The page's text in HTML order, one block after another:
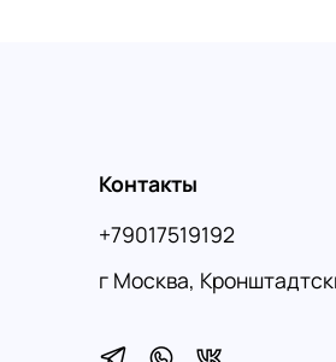
Контакты
+79017519192
г Москва,